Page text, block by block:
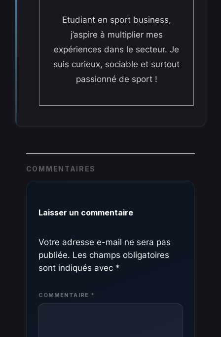
Etudiant en sport business,
j’aspire à multiplier mes
expériences dans le secteur. Je
suis curieux, sociable et surtout
passionné de sport !
COMMENTAIRES
Laisser un commentaire
Votre adresse e-mail ne sera pas
publiée. Les champs obligatoires
sont indiqués avec *
COMMENTAIRE *